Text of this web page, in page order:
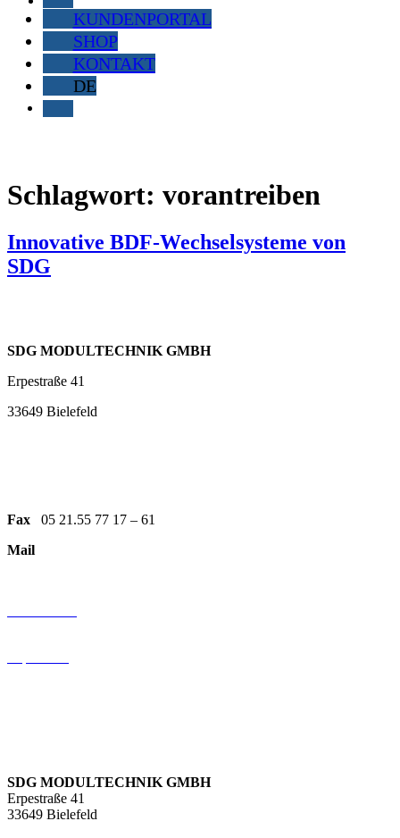
KUNDENPORTAL
SHOP
KONTAKT
DE
Schlagwort: vorantreiben
Innovative BDF-Wechselsysteme von
SDG
SDG MODULTECHNIK GMBH
Erpestraße 41
33649 Bielefeld
Fax 05 21.55 77 17 – 61
Mail
SDG MODULTECHNIK GMBH
Erpestraße 41
33649 Bielefeld